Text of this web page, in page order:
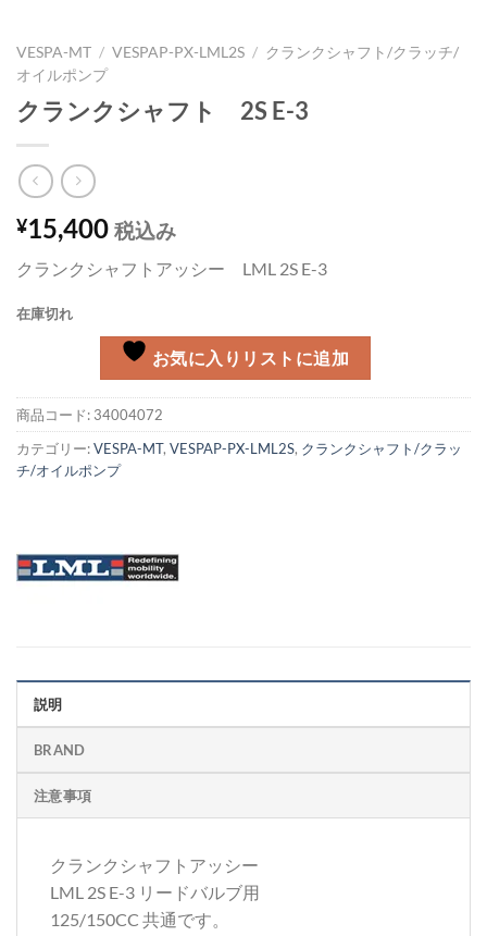
VESPA-MT / VESPAP-PX-LML2S / クランクシャフト/クラッチ/
オイルポンプ
クランクシャフト 2S E-3
¥15,400 税込み
クランクシャフトアッシー LML 2S E-3
在庫切れ
お気に入りリストに追加
商品コード: 34004072
カテゴリー:VESPA-MT, VESPAP-PX-LML2S, クランクシャフト/クラッ
チ/オイルポンプ
説明
BRAND
注意事項
クランクシャフトアッシー
LML 2S E-3 リードバルブ用
125/150CC 共通です。